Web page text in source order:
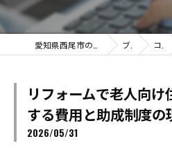
ブログ コラム
リフォームで老人向
する費用と助成制度の
2026/05/31